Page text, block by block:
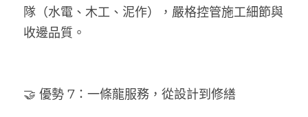
隊（水電、木工、泥作），嚴格控管施工細節與
收邊品質。
🤝 優勢 7：一條龍服務，從設計到修繕